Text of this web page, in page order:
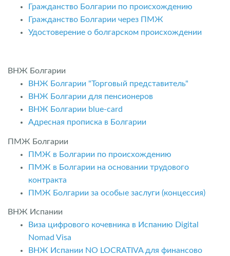
Гражданство Болгарии по происхождению
Гражданство Болгарии через ПМЖ
Удостоверение о болгарском происхождении
ВНЖ Болгарии
ВНЖ Болгарии "Торговый представитель"
ВНЖ Болгарии для пенсионеров
ВНЖ Болгарии blue-card
Адресная прописка в Болгарии
ПМЖ Болгарии
ПМЖ в Болгарии по происхождению
ПМЖ в Болгарии на основании трудового
контракта
ПМЖ Болгарии за особые заслуги (концессия)
ВНЖ Испании
Виза цифрового кочевника в Испанию Digital
Nomad Visa
ВНЖ Испании NO LOCRATIVA для финансово